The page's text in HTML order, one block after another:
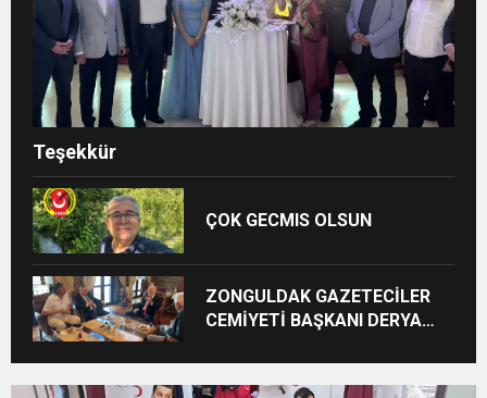
Teşekkür
ÇOK GECMIS OLSUN
ZONGULDAK GAZETECİLER
CEMİYETİ BAŞKANI DERYA
AİLESİNE BAYRAM ZİYARETİ